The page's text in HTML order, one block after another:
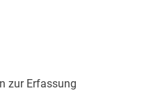
zur Erfassung